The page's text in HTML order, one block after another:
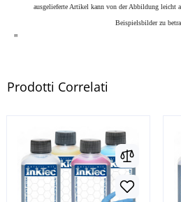
ausgelieferte Artikel kann von der Abbildung leicht
Beispielsbilder zu
"
Prodotti Correlati